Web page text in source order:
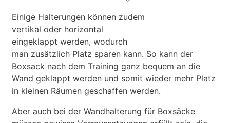
Einige Halterungen können zudem
vertikal oder horizontal
eingeklappt werden, wodurch
man zusätzlich Platz sparen kann. So kann der
Boxsack nach dem Training ganz bequem an die
Wand geklappt werden und somit wieder mehr Platz
in kleinen Räumen geschaffen werden.
Aber auch bei der Wandhalterung für Boxsäcke